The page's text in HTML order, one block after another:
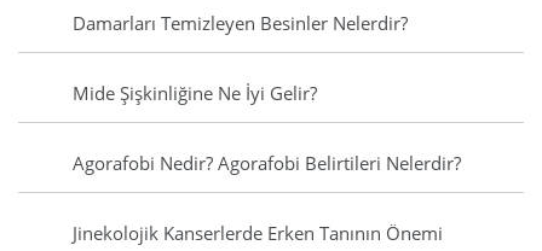
Damarları Temizleyen Besinler Nelerdir?
Mide Şişkinliğine Ne İyi Gelir?
Agorafobi Nedir? Agorafobi Belirtileri Nelerdir?
Jinekolojik Kanserlerde Erken Tanının Önemi